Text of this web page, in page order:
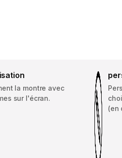
la montre avec
sur l'écran.
(en